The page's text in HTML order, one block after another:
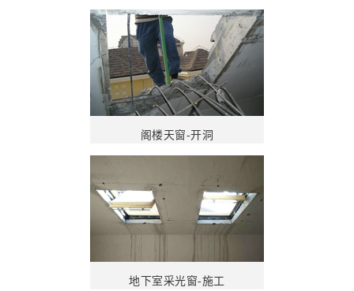
阁楼天窗-开洞
地下室采光窗-施工